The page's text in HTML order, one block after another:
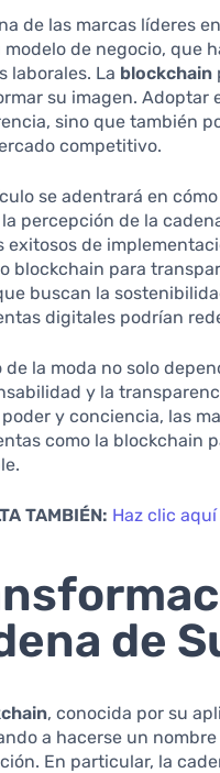
de las marcas líderes
modelo de negocio, que
laborales. La blockchain
su imagen. Adoptar
sino que también
competitivo.
se adentrará en
percepción de la
exitosos de
blockchain para
buscan la
digitales podrían
de la moda no solo
y la
poder y conciencia, las
como la blockchain
TAMBIÉN: Haz clic
de
, conocida por su
a hacerse un
En particular, la